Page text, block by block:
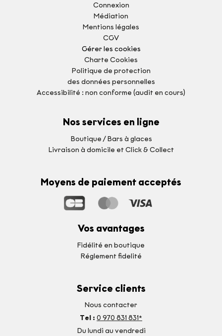
Connexion
Médiation
Mentions légales
CGV
Gérer les cookies
Charte Cookies
Politique de protection
des données personnelles
Accessibilité : non conforme (audit en cours)
Nos services en ligne
Boutique / Bars à glaces
Livraison à domicile et Click & Collect
Moyens de paiement acceptés
Vos avantages
Fidélité en boutique
Réglement fidelité
Service clients
Nous contacter
Tel : 0 970 831 831*
Du lundi au vendredi